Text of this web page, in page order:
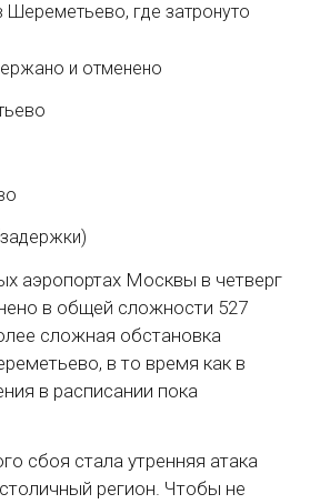
Шереметьево, где затронуто
и отменено
аэропортах Москвы в четверг
в общей сложности 527
сложная обстановка
в то время как в
в расписании пока
сбоя стала утренняя атака
регион. Чтобы не